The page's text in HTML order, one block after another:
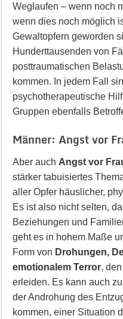
Weglaufen – wenn noch
wenn dies noch möglich
Gewaltopfern geworden
Hunderttausenden von
posttraumatischen
kommen. In jedem Fall
psychotherapeutische
Gruppen ebenfalls
Männer: Angst vor
Aber auch Angst vor
stärker tabuisiertes
aller Opfer häuslicher,
Es ist also nicht selten,
Beziehungen und
geht es in hohem Maße
Form von Drohungen,
emotionalem Terror,
erleiden. Es kann auch
der Androhung des
kommen, einer Situation